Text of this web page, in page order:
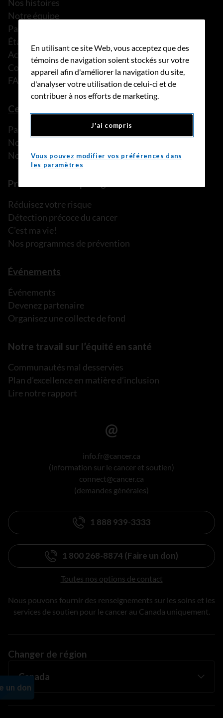
Nos histoires
Notre équipe
Partenariats
États financiers
Actualités
Communiqués de presse
FAQ
Ce que nous pouvons faire
Parler à une personne de confiance
Nos programmes et services
Nos ressources
Prévention et dépistage
Réduisez votre risque
Détection précoce du cancer
C’est ma vie!
Nos programmes de prévention
Événements
Événements
Devenez partenaire
Organisez une collecte de fond
Notre travail sur l’équité en santé
Communautés mal desservies
Plan d’excellence en matière d’inclusion
Lire notre rapport
info.fr@cancer.ca
(information sur le cancer et soutien)
connect@cancer.ca
(demandes générales)
1 888 939-3333
1 800 268-8874 (Faire un don)
Toutes nos options de contact
Nous pouvons fournir des renseignements sur les soins et les
services de soutien pour le cancer au Canada uniquement.
Changer de région
En utilisant ce site Web, vous acceptez que des
témoins de navigation soient stockés sur votre
appareil afin d'améliorer la navigation du site,
d'analyser votre utilisation de celui-ci et de
contribuer à nos efforts de marketing.
J'ai compris
Vous pouvez modifier vos préférences dans
les paramètres